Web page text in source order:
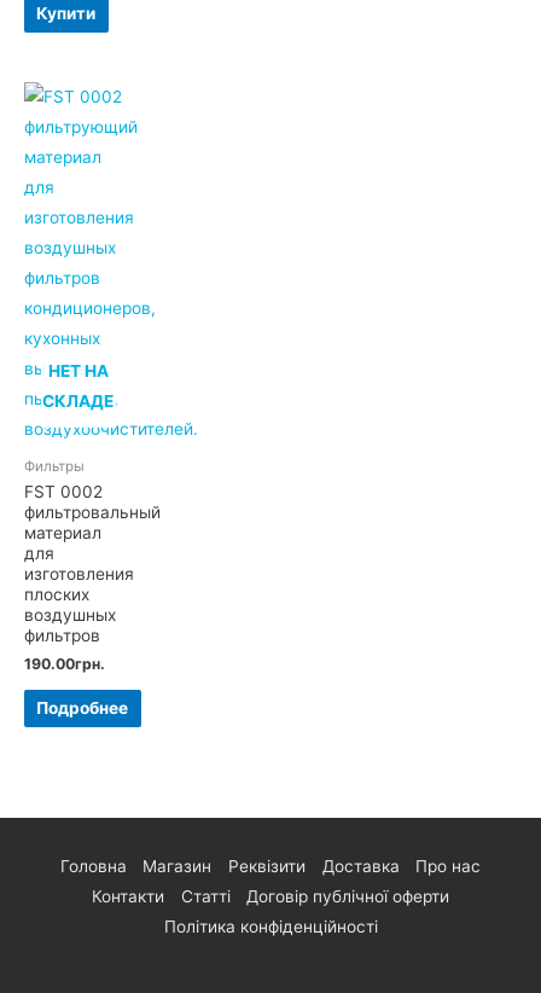
Купити
НЕТ НА
СКЛАДЕ
Фильтры
FSТ 0002
фильтровальный
материал
для
изготовления
плоских
воздушных
фильтров
190.00грн.
Подробнее
Головна Магазин Реквізити Доставка
Про нас
Контакти
Статті
Договір публічної оферти
Політика конфіденційності